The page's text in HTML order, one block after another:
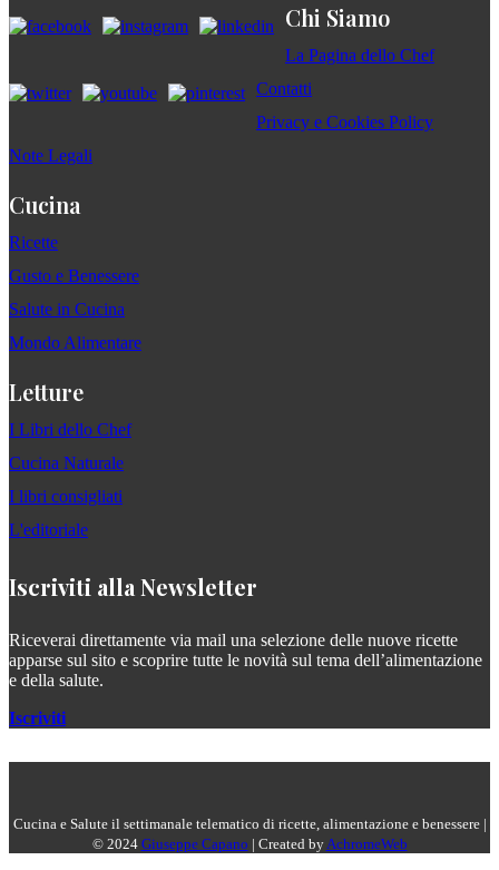
Chi Siamo
La Pagina dello Chef
Contatti
Privacy e Cookies Policy
Note Legali
Cucina
Ricette
Gusto e Benessere
Salute in Cucina
Mondo Alimentare
Letture
I Libri dello Chef
Cucina Naturale
I libri consigliati
L'editoriale
Iscriviti alla Newsletter
Riceverai direttamente via mail una selezione delle nuove ricette
apparse sul sito e scoprire tutte le novità sul tema dell’alimentazione
e della salute.
Iscriviti
Cucina e Salute il settimanale telematico di ricette, alimentazione e benessere |
© 2024 Giuseppe Capano | Created byAchromeWeb